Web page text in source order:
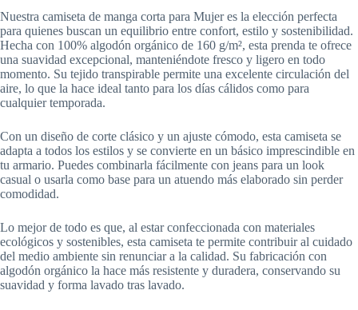
Nuestra camiseta de manga corta para Mujer es la elección perfecta
para quienes buscan un equilibrio entre confort, estilo y sostenibilidad.
Hecha con 100% algodón orgánico de 160 g/m², esta prenda te ofrece
una suavidad excepcional, manteniéndote fresco y ligero en todo
momento. Su tejido transpirable permite una excelente circulación del
aire, lo que la hace ideal tanto para los días cálidos como para
cualquier temporada.
Con un diseño de corte clásico y un ajuste cómodo, esta camiseta se
adapta a todos los estilos y se convierte en un básico imprescindible en
tu armario. Puedes combinarla fácilmente con jeans para un look
casual o usarla como base para un atuendo más elaborado sin perder
comodidad.
Lo mejor de todo es que, al estar confeccionada con materiales
ecológicos y sostenibles, esta camiseta te permite contribuir al cuidado
del medio ambiente sin renunciar a la calidad. Su fabricación con
algodón orgánico la hace más resistente y duradera, conservando su
suavidad y forma lavado tras lavado.